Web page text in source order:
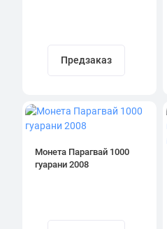
Предзаказ
Монета Парагвай 1000
гуарани 2008